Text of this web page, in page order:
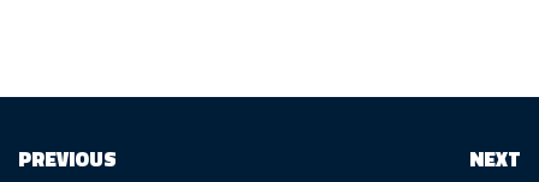
PREVIOUS NEXT